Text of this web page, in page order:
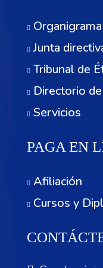
Organigrama
Junta
Tribunal de
Directorio
Servicios
PAGA EN
Afiliación
Cursos y